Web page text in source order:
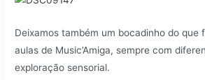
Deixamos também um bocadinho do que
aulas de Music’Amiga, sempre com
exploração sensorial.